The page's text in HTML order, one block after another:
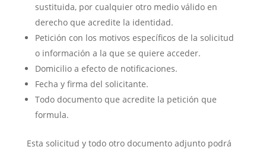
sustituida, por cualquier otro medio válido en
derecho que acredite la identidad.
Petición con los motivos específicos de la solicitud
o información a la que se quiere acceder.
Domicilio a efecto de notificaciones.
Fecha y firma del solicitante.
Todo documento que acredite la petición que
formula.
Esta solicitud y todo otro documento adjunto podrá